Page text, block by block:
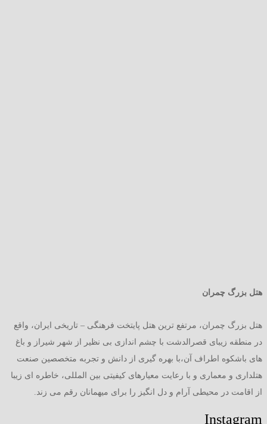
هتل بزرگ چمران
هتل بزرگ چمران، مرتفع ترین هتل پایتخت فرهنگی – تاریخی ایران، واقع
در منطقه زیبای قصرالدشت با چشم اندازی بی نظیر از شهر شیراز و باغ
های باشکوه اطراف آن،با بهره گیری از دانش و تجربه متخصصین صنعت
هتلداری و معماری و با رعایت معیارهای کیفیتی بین المللی، خاطره ای زیبا
از اقامت در محیطی آرام و دل انگیز را برای میهمانان رقم می زند.
Instagram